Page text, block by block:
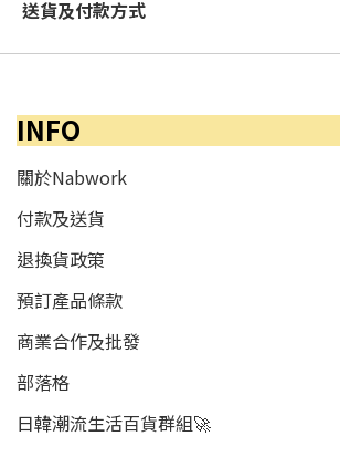
送貨及付款方式
INFO
關於Nabwork
付款及送貨
退換貨政策
預訂產品條款
商業合作及批發
部落格
日韓潮流生活百貨群組🚀